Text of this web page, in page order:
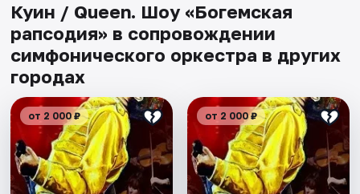
Куин / Queen. Шоу «Богемская
рапсодия» в сопровождении
симфонического оркестра в других
городах
от 2 000 ₽ от 2 000 ₽